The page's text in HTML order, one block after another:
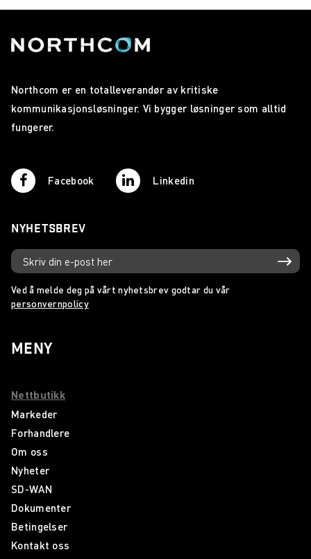
Northcom er en totalleverandør av kritiske
kommunikasjonsløsninger. Vi bygger løsninger som alltid
fungerer.
Facebook Linkedin
NYHETSBREV
Ved å melde deg på vårt nyhetsbrev godtar du vår
personvernpolicy
MENY
Nettbutikk
Markeder
Forhandlere
Om oss
Nyheter
SD-WAN
Dokumenter
Betingelser
Kontakt oss